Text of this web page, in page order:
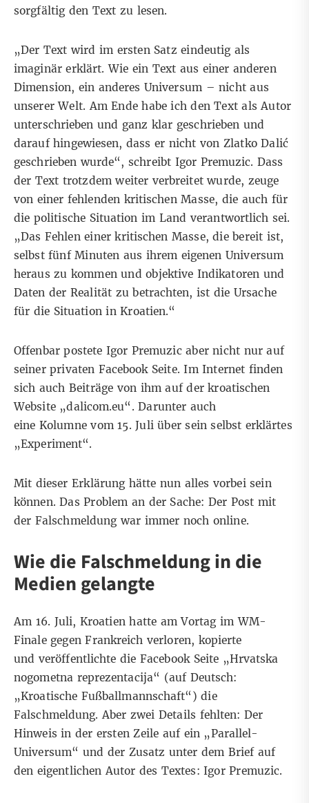
sorgfältig den Text zu lesen.
„Der Text wird im ersten Satz eindeutig als
imaginär erklärt. Wie ein Text aus einer anderen
Dimension, ein anderes Universum – nicht aus
unserer Welt. Am Ende habe ich den Text als Autor
unterschrieben und ganz klar geschrieben und
darauf hingewiesen, dass er nicht von Zlatko Dalić
geschrieben wurde“, schreibt Igor Premuzic. Dass
der Text trotzdem weiter verbreitet wurde, zeuge
von einer fehlenden kritischen Masse, die auch für
die politische Situation im Land verantwortlich sei.
„Das Fehlen einer kritischen Masse, die bereit ist,
selbst fünf Minuten aus ihrem eigenen Universum
heraus zu kommen und objektive Indikatoren und
Daten der Realität zu betrachten, ist die Ursache
für die Situation in Kroatien.“
Offenbar postete Igor Premuzic aber nicht nur auf
seiner privaten Facebook Seite. Im Internet finden
sich auch Beiträge von ihm auf der kroatischen
Website „dalicom.eu“. Darunter auch
eineKolumnevom 15. Juli über sein selbst erklärtes
„Experiment“.
Mit dieser Erklärung hätte nun alles vorbei sein
können. Das Problem an der Sache: Der Post mit
der Falschmeldung war immer noch online.
Wie die Falschmeldung in die
Medien gelangte
Am 16. Juli, Kroatien hatte am Vortag im WM-
Finale gegen Frankreich verloren, kopierte
und veröffentlichte die Facebook Seite „Hrvatska
nogometna reprezentacija“ (auf Deutsch:
„Kroatische Fußballmannschaft“) die
Falschmeldung. Aber zwei Details fehlten: Der
Hinweis in der ersten Zeile auf ein „Parallel-
Universum“ und der Zusatz unter dem Brief auf
den eigentlichen Autor des Textes: Igor Premuzic.